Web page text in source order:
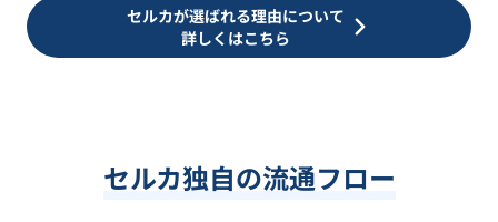
セルカが選ばれる理由について
詳しくはこちら
セルカ独自の流通フロー